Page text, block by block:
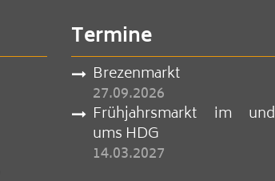
Termine
Brezenmarkt
27.09.2026
Frühjahrsmarkt im und
ums HDG
14.03.2027